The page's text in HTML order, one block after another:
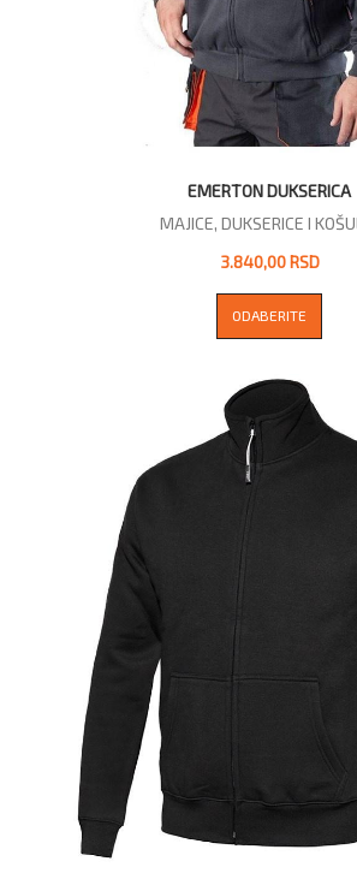
EMERTON DUKSERICA
MAJICE, DUKSERICE I
3.840,00 RSD
ODABERITE